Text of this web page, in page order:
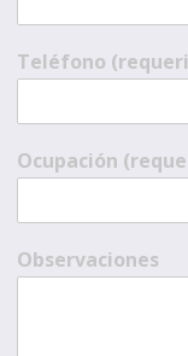
Teléfono
Ocupación
Observaciones